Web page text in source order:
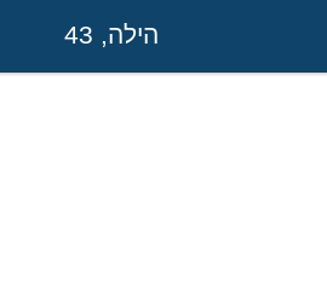
הילה, 43